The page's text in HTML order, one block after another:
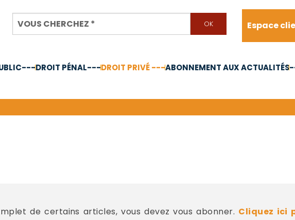
Espace
DROIT PÉNAL---DROIT PRIVÉ ---ABONNEMENT AUX ACTUALITÉS
de certains articles, vous devez vous abonner. Cliquez ici